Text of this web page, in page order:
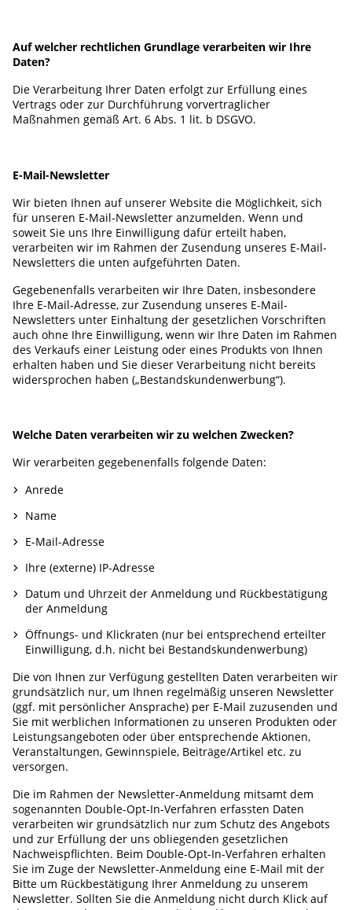
Auf welcher rechtlichen Grundlage verarbeiten wir Ihre
Daten?
Die Verarbeitung Ihrer Daten erfolgt zur Erfüllung eines
Vertrags oder zur Durchführung vorvertraglicher
Maßnahmen gemäß Art. 6 Abs. 1 lit. b DSGVO.
E-Mail-Newsletter
Wir bieten Ihnen auf unserer Website die Möglichkeit, sich
für unseren E-Mail-Newsletter anzumelden. Wenn und
soweit Sie uns Ihre Einwilligung dafür erteilt haben,
verarbeiten wir im Rahmen der Zusendung unseres E-Mail-
Newsletters die unten aufgeführten Daten.
Gegebenenfalls verarbeiten wir Ihre Daten, insbesondere
Ihre E-Mail-Adresse, zur Zusendung unseres E-Mail-
Newsletters unter Einhaltung der gesetzlichen Vorschriften
auch ohne Ihre Einwilligung, wenn wir Ihre Daten im Rahmen
des Verkaufs einer Leistung oder eines Produkts von Ihnen
erhalten haben und Sie dieser Verarbeitung nicht bereits
widersprochen haben („Bestandskundenwerbung“).
Welche Daten verarbeiten wir zu welchen Zwecken?
Wir verarbeiten gegebenenfalls folgende Daten:
Anrede
Name
E-Mail-Adresse
Ihre (externe) IP-Adresse
Datum und Uhrzeit der Anmeldung und Rückbestätigung
der Anmeldung
Öffnungs- und Klickraten (nur bei entsprechend erteilter
Einwilligung, d.h. nicht bei Bestandskundenwerbung)
Die von Ihnen zur Verfügung gestellten Daten verarbeiten wir
grundsätzlich nur, um Ihnen regelmäßig unseren Newsletter
(ggf. mit persönlicher Ansprache) per E-Mail zuzusenden und
Sie mit werblichen Informationen zu unseren Produkten oder
Leistungsangeboten oder über entsprechende Aktionen,
Veranstaltungen, Gewinnspiele, Beiträge/Artikel etc. zu
versorgen.
Die im Rahmen der Newsletter-Anmeldung mitsamt dem
sogenannten Double-Opt-In-Verfahren erfassten Daten
verarbeiten wir grundsätzlich nur zum Schutz des Angebots
und zur Erfüllung der uns obliegenden gesetzlichen
Nachweispflichten. Beim Double-Opt-In-Verfahren erhalten
Sie im Zuge der Newsletter-Anmeldung eine E-Mail mit der
Bitte um Rückbestätigung Ihrer Anmeldung zu unserem
Newsletter. Sollten Sie die Anmeldung nicht durch Klick auf